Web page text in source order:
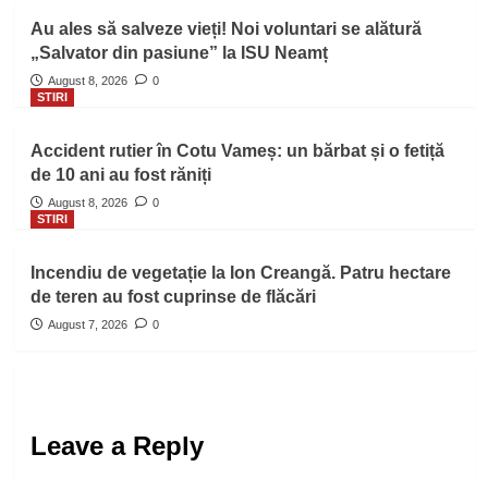
Au ales să salveze vieți! Noi voluntari se alătură
„Salvator din pasiune” la ISU Neamț
August 8, 2026
0
STIRI
Accident rutier în Cotu Vameș: un bărbat și o fetiță
de 10 ani au fost răniți
August 8, 2026
0
STIRI
Incendiu de vegetație la Ion Creangă. Patru hectare
de teren au fost cuprinse de flăcări
August 7, 2026 0
Leave a Reply